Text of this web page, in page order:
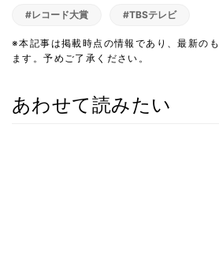
#レコード大賞 #TBSテレビ
※本記事は掲載時点の情報であり、最新の
ます。予めご了承ください。
あわせて読みたい